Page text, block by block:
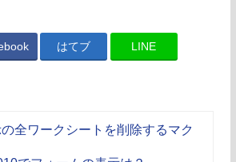
はてブ LINE
全ワークシートを削除するマク